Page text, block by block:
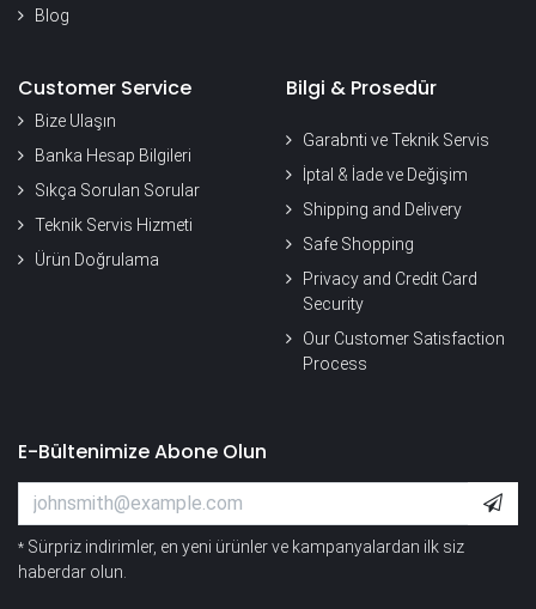
Blog
Customer Service
Bize Ulaşın
Banka Hesap Bilgileri
Sıkça Sorulan Sorular
Teknik Servis Hizmeti
Ürün Doğrulama
Bilgi & Prosedür
Garabnti ve Teknik Servis
İptal & İade ve Değişim
Shipping and Delivery
Safe Shopping
Privacy and Credit Card
Security
Our Customer Satisfaction
Process
E-Bültenimize Abone Olun
* Sürpriz indirimler, en yeni ürünler ve kampanyalardan ilk siz
haberdar olun.